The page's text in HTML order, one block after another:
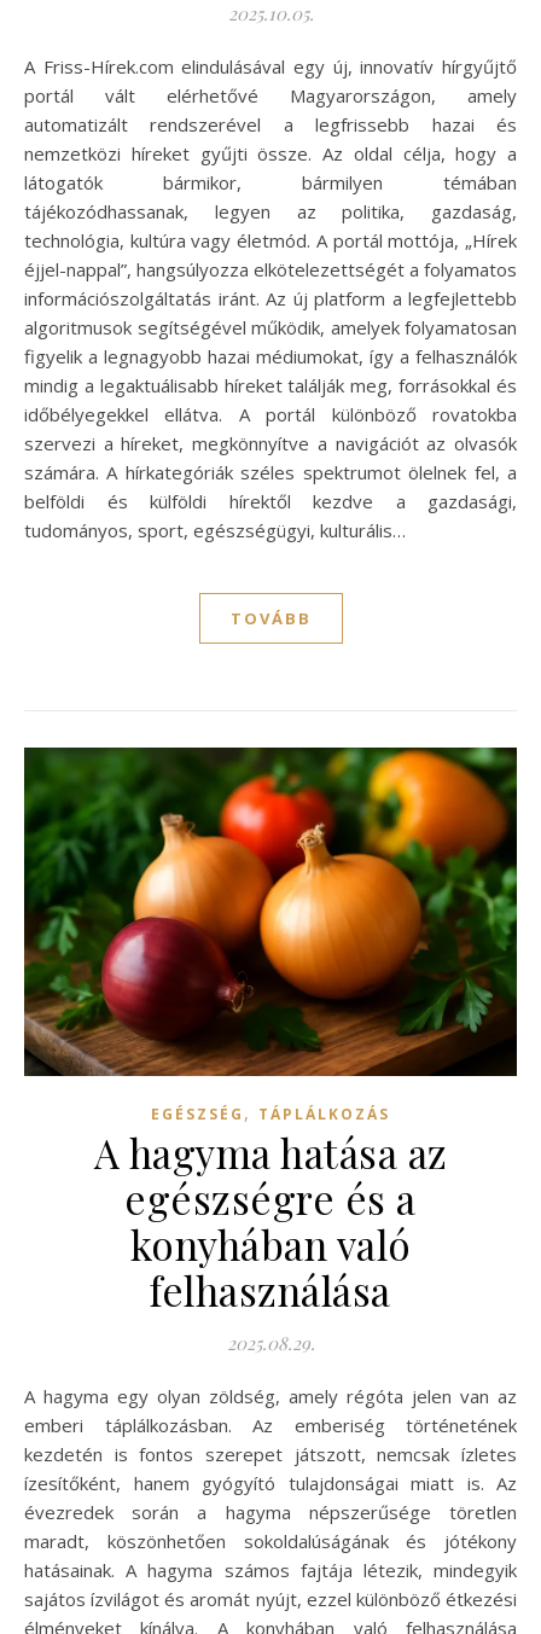
2025.10.05.
A Friss-Hírek.com elindulásával egy új, innovatív hírgyűjtő
portál vált elérhetővé Magyarországon, amely
automatizált rendszerével a legfrissebb hazai és
nemzetközi híreket gyűjti össze. Az oldal célja, hogy a
látogatók bármikor, bármilyen témában
tájékozódhassanak, legyen az politika, gazdaság,
technológia, kultúra vagy életmód. A portál mottója, „Hírek
éjjel-nappal”, hangsúlyozza elkötelezettségét a folyamatos
információszolgáltatás iránt. Az új platform a legfejlettebb
algoritmusok segítségével működik, amelyek folyamatosan
figyelik a legnagyobb hazai médiumokat, így a felhasználók
mindig a legaktuálisabb híreket találják meg, forrásokkal és
időbélyegekkel ellátva. A portál különböző rovatokba
szervezi a híreket, megkönnyítve a navigációt az olvasók
számára. A hírkategóriák széles spektrumot ölelnek fel, a
belföldi és külföldi hírektől kezdve a gazdasági,
tudományos, sport, egészségügyi, kulturális…
TOVÁBB
EGÉSZSÉG , TÁPLÁLKOZÁS
A hagyma hatása az
egészségre és a
konyhában való
felhasználása
2025.08.29.
A hagyma egy olyan zöldség, amely régóta jelen van az
emberi táplálkozásban. Az emberiség történetének
kezdetén is fontos szerepet játszott, nemcsak ízletes
ízesítőként, hanem gyógyító tulajdonságai miatt is. Az
évezredek során a hagyma népszerűsége töretlen
maradt, köszönhetően sokoldalúságának és jótékony
hatásainak. A hagyma számos fajtája létezik, mindegyik
sajátos ízvilágot és aromát nyújt, ezzel különböző étkezési
élményeket kínálva. A konyhában való felhasználása